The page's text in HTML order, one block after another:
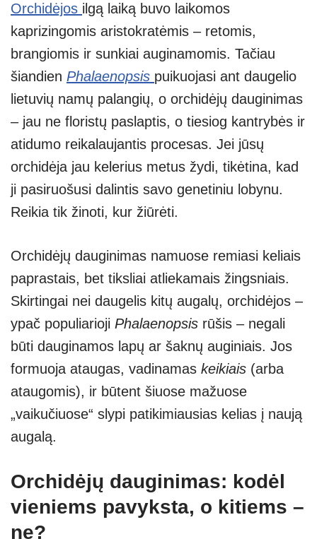
at
s
A
p
p
p
e
e
gr
a
m
er ss
e
n
g
er
ar
e
Orchidėjos ilgą laiką buvo laikomos
kaprizingomis aristokratėmis – retomis,
brangiomis ir sunkiai auginamomis. Tačiau
šiandien Phalaenopsis puikuojasi ant daugelio
lietuvių namų palangių, o orchidėjų dauginimas
– jau ne floristų paslaptis, o tiesiog kantrybės ir
atidumo reikalaujantis procesas. Jei jūsų
orchidėja jau kelerius metus žydi, tikėtina, kad
ji pasiruošusi dalintis savo genetiniu lobynu.
Reikia tik žinoti, kur žiūrėti.
Orchidėjų dauginimas namuose remiasi keliais
paprastais, bet tiksliai atliekamais žingsniais.
Skirtingai nei daugelis kitų augalų, orchidėjos –
ypač populiarioji Phalaenopsis rūšis – negali
būti dauginamos lapų ar šaknų auginiais. Jos
formuoja ataugas, vadinamas keikiais (arba
ataugomis), ir būtent šiuose mažuose
„vaikučiuose“ slypi patikimiausias kelias į naują
augalą.
Orchidėjų dauginimas: kodėl
vieniems pavyksta, o kitiems –
ne?